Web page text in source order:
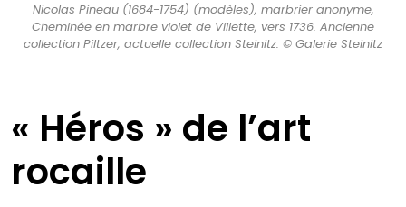
Nicolas Pineau (1684-1754) (modèles), marbrier anonyme,
Cheminée en marbre violet de Villette, vers 1736. Ancienne
collection Piltzer, actuelle collection Steinitz. © Galerie Steinitz
« Héros » de l’art
rocaille